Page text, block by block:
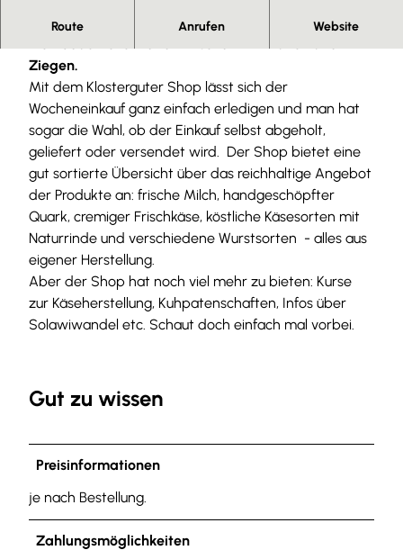
Route Anrufen Website
Biologische und regionale Produkte von
Ziegen.
Mit dem Klosterguter Shop lässt sich der
Wocheneinkauf ganz einfach erledigen und man hat
sogar die Wahl, ob der Einkauf selbst abgeholt,
geliefert oder versendet wird. Der Shop bietet eine
gut sortierte Übersicht über das reichhaltige Angebot
der Produkte an: frische Milch, handgeschöpfter
Quark, cremiger Frischkäse, köstliche Käsesorten mit
Naturrinde und verschiedene Wurstsorten - alles aus
eigener Herstellung.
Aber der Shop hat noch viel mehr zu bieten: Kurse
zur Käseherstellung, Kuhpatenschaften, Infos über
Solawiwandel etc. Schaut doch einfach mal vorbei.
Gut zu wissen
Preisinformationen
je nach Bestellung.
Zahlungsmöglichkeiten